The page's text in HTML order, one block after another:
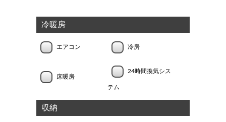
冷暖房
エアコン 冷房
床暖房
24時間換気シス
テム
収納